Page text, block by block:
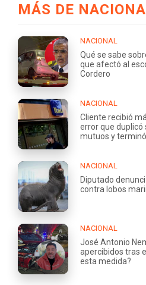
MÁS DE
NACIONAL
Qué se sabe
que afectó al
Cordero
NACIONAL
Cliente recibió
error que duplicó
mutuos y
NACIONAL
Diputado
contra lobos
NACIONAL
José Antonio
apercibidos tras
esta medida?